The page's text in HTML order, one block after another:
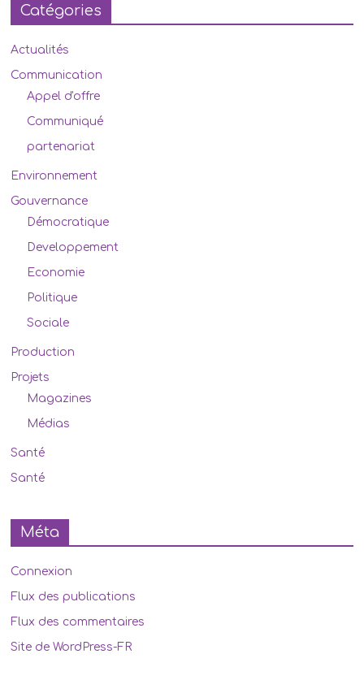
Catégories
Actualités
Communication
Appel d'offre
Communiqué
partenariat
Environnement
Gouvernance
Démocratique
Developpement
Economie
Politique
Sociale
Production
Projets
Magazines
Médias
Santé
Santé
Méta
Connexion
Flux des publications
Flux des commentaires
Site de WordPress-FR